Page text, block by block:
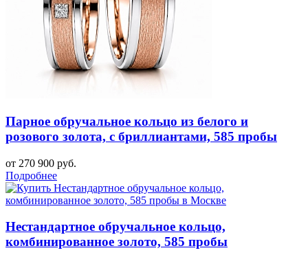
Парное обручальное кольцо из белого и
розового золота, с бриллиантами, 585 пробы
от 270 900 руб.
Подробнее
Нестандартное обручальное кольцо,
комбинированное золото, 585 пробы